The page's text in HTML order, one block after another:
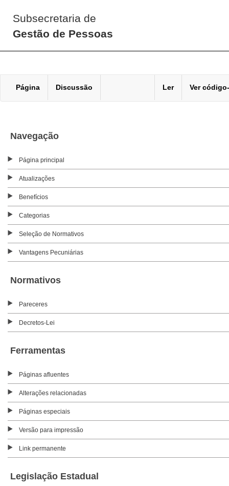
Subsecretaria de
Gestão de Pessoas
Página Discussão Ler Ver
Navegação
Página principal
Atualizações
Benefícios
Categorias
Seleção de Normativos
Vantagens Pecuniárias
Normativos
Pareceres
Decretos-Lei
Ferramentas
Páginas afluentes
Alterações relacionadas
Páginas especiais
Versão para impressão
Link permanente
Legislação Estadual